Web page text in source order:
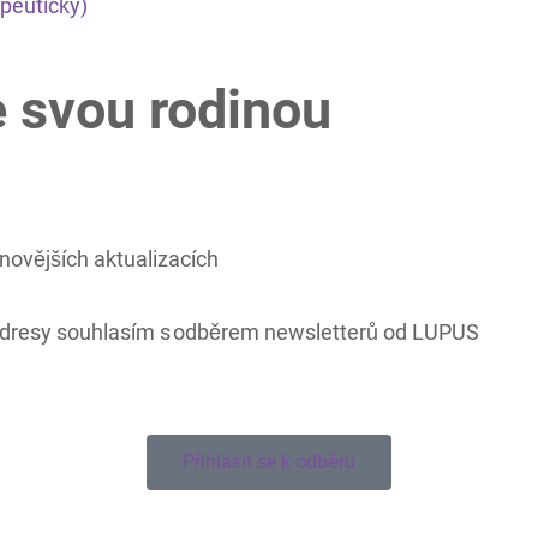
svou rodinou
aktualizacích
souhlasím s odběrem newsletterů od LUPUS
Přihlásit se k odběru